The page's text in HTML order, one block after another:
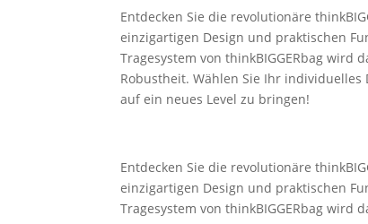
Entdecken Sie die revolutionäre
einzigartigen Design und praktischen
Tragesystem von thinkBIGGERbag wird
Robustheit. Wählen Sie Ihr
auf ein neues Level zu bringen!
Entdecken Sie die revolutionäre
einzigartigen Design und praktischen
Tragesystem von thinkBIGGERbag wird